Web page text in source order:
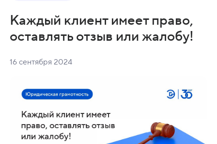
Каждый клиент имеет право,
оставлять отзыв или жалобу!
16 сентября 2024